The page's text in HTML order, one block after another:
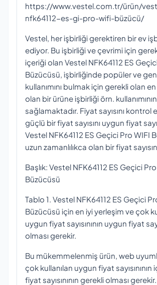
https://www.vestel.com.tr/ürün/
nfk64112-es-gi-pro-wifi-büzücü/
Vestel, her işbirliği gerektiren bir ev
ediyor. Bu işbirliği ve çevrimi için
içeriği olan Vestel NFK64112 ES
Büzücüsü, işbirliğinde popüler ve
kullanımını bulmak için gerekli olan en
olan bir ürüne işbirliği örn.
sağlamaktadır. Fiyat sayısını kontrol
güçlü bir fiyat sayısını uygun fiyat
Vestel NFK64112 ES Geçici Pro WIFI
uzun zamanlılıkca olan bir fiyat
Başlık: Vestel NFK64112 ES Geçici
Büzücüsü
Tablo 1. Vestel NFK64112 ES Geçici
Büzücüsü için en iyi yerleşim ve çok
uygun fiyat sayısınının uygun fiyat
olması gerekir.
Bu mükemmelenmiş ürün, web
çok kullanılan uygun fiyat sayısınının
fiyat sayısınının gerekli olması